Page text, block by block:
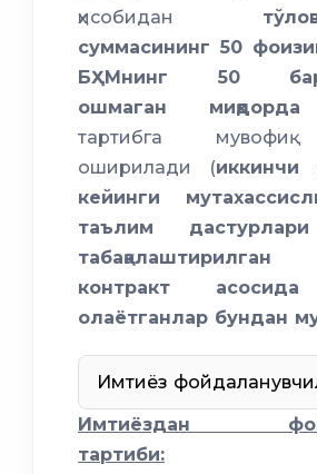
ҳисобидан
суммасининг 50
БҲМнинг 50
ошмаган миқдорда
тартибга
оширилади (иккинчи
кейинги
таълим
контракт
олаётганлар бундан
Имтиёз
Имтиёздан
тартиби: